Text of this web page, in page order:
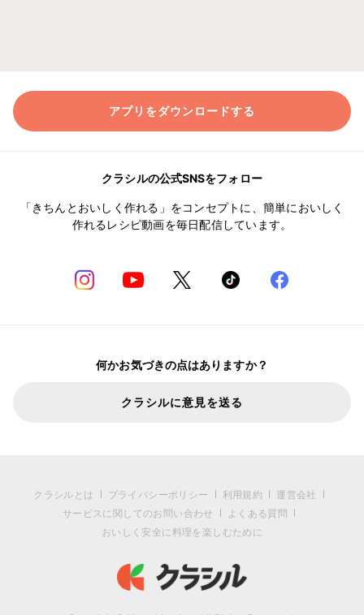
アプリをダウンロードする
クラシルの公式SNSをフォロー
「きちんとおいしく作れる」をコンセプトに、簡単においしく
作れるレシピ動画を毎日配信しています。
何かお気づきの点はありますか？
クラシルに意見を送る
クラシルとは プライバシーポリシー 利用規約
運営会社
サービスに関してのお問い合わせ
よくある質問
おいしく安全に料理を楽しむために